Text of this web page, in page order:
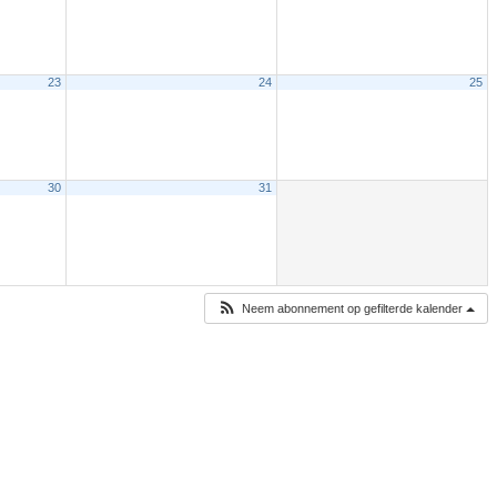
23 24 25
30 31
Neem abonnement op gefilterde kalender